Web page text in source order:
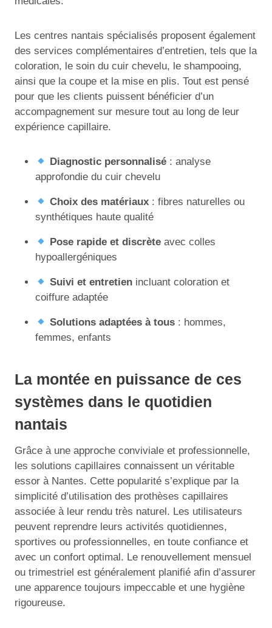
Les centres nantais spécialisés proposent également
des services complémentaires d’entretien, tels que la
coloration, le soin du cuir chevelu, le shampooing,
ainsi que la coupe et la mise en plis. Tout est pensé
pour que les clients puissent bénéficier d’un
accompagnement sur mesure tout au long de leur
expérience capillaire.
Diagnostic personnalisé : analyse
approfondie du cuir chevelu
Choix des matériaux : fibres naturelles ou
synthétiques haute qualité
Pose rapide et discrète avec colles
hypoallergéniques
Suivi et entretien incluant coloration et
coiffure adaptée
Solutions adaptées à tous : hommes,
femmes, enfants
La montée en puissance de ces
systèmes dans le quotidien
nantais
Grâce à une approche conviviale et professionnelle,
les solutions capillaires connaissent un véritable
essor à Nantes. Cette popularité s’explique par la
simplicité d’utilisation des prothèses capillaires
associée à leur rendu très naturel. Les utilisateurs
peuvent reprendre leurs activités quotidiennes,
sportives ou professionnelles, en toute confiance et
avec un confort optimal. Le renouvellement mensuel
ou trimestriel est généralement planifié afin d’assurer
une apparence toujours impeccable et une hygiène
rigoureuse.